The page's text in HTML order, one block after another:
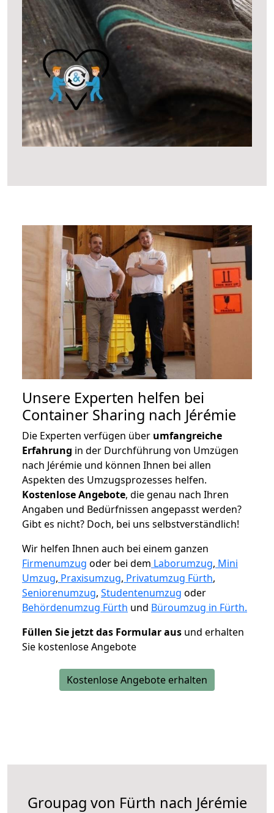
Unsere Experten helfen bei
Container Sharing nach Jérémie
Die Experten verfügen über umfangreiche
Erfahrung in der Durchführung von Umzügen
nach Jérémie und können Ihnen bei allen
Aspekten des Umzugsprozesses helfen.
Kostenlose Angebote, die genau nach Ihren
Angaben und Bedürfnissen angepasst werden?
Gibt es nicht? Doch, bei uns selbstverständlich!
Wir helfen Ihnen auch bei einem ganzen
Firmenumzug oder bei dem Laborumzug, Mini
Umzug, Praxisumzug, Privatumzug Fürth,
Seniorenumzug, Studentenumzug oder
Behördenumzug Fürth und Büroumzug in Fürth.
Füllen Sie jetzt das Formular aus und erhalten
Sie kostenlose Angebote
Kostenlose Angebote erhalten
Groupag von Fürth nach Jérémie